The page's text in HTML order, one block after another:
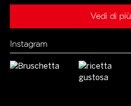
Vedi di più
Instagram